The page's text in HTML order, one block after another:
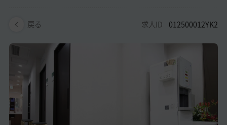
美容クリニック見学・研修情報
戻る 求人ID 012500012YK2